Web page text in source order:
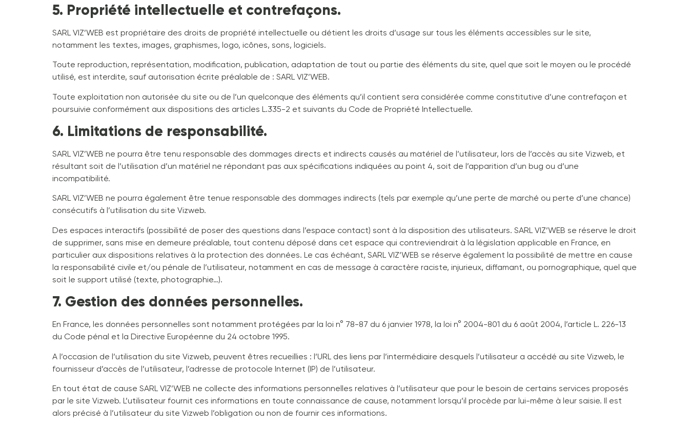
5. Propriété intellectuelle et contrefaçons.
SARL VIZ’WEB est propriétaire des droits de propriété intellectuelle ou détient les droits d’usage sur tous les éléments accessibles sur le site,
notamment les textes, images, graphismes, logo, icônes, sons, logiciels.
Toute reproduction, représentation, modification, publication, adaptation de tout ou partie des éléments du site, quel que soit le moyen ou le procédé
utilisé, est interdite, sauf autorisation écrite préalable de : SARL VIZ’WEB.
Toute exploitation non autorisée du site ou de l’un quelconque des éléments qu’il contient sera considérée comme constitutive d’une contrefaçon et
poursuivie conformément aux dispositions des articles L.335-2 et suivants du Code de Propriété Intellectuelle.
6. Limitations de responsabilité.
SARL VIZ’WEB ne pourra être tenu responsable des dommages directs et indirects causés au matériel de l’utilisateur, lors de l’accès au site Vizweb, et
résultant soit de l’utilisation d’un matériel ne répondant pas aux spécifications indiquées au point 4, soit de l’apparition d’un bug ou d’une
incompatibilité.
SARL VIZ’WEB ne pourra également être tenue responsable des dommages indirects (tels par exemple qu’une perte de marché ou perte d’une chance)
consécutifs à l’utilisation du site Vizweb.
Des espaces interactifs (possibilité de poser des questions dans l’espace contact) sont à la disposition des utilisateurs. SARL VIZ’WEB se réserve le droit
de supprimer, sans mise en demeure préalable, tout contenu déposé dans cet espace qui contreviendrait à la législation applicable en France, en
particulier aux dispositions relatives à la protection des données. Le cas échéant, SARL VIZ’WEB se réserve également la possibilité de mettre en cause
la responsabilité civile et/ou pénale de l’utilisateur, notamment en cas de message à caractère raciste, injurieux, diffamant, ou pornographique, quel que
soit le support utilisé (texte, photographie…).
7. Gestion des données personnelles.
En France, les données personnelles sont notamment protégées par la loi n° 78-87 du 6 janvier 1978, la loi n° 2004-801 du 6 août 2004, l’article L. 226-13
du Code pénal et la Directive Européenne du 24 octobre 1995.
A l’occasion de l’utilisation du site Vizweb, peuvent êtres recueillies : l’URL des liens par l’intermédiaire desquels l’utilisateur a accédé au site Vizweb, le
fournisseur d’accès de l’utilisateur, l’adresse de protocole Internet (IP) de l’utilisateur.
En tout état de cause SARL VIZ’WEB ne collecte des informations personnelles relatives à l’utilisateur que pour le besoin de certains services proposés
par le site Vizweb. L’utilisateur fournit ces informations en toute connaissance de cause, notamment lorsqu’il procède par lui-même à leur saisie. Il est
alors précisé à l’utilisateur du site Vizweb l’obligation ou non de fournir ces informations.